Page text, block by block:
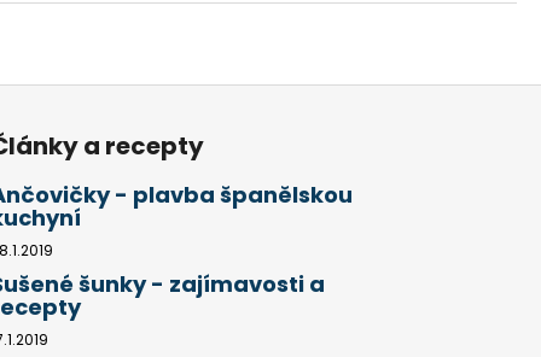
a recepty
- plavba španělskou
šunky - zajímavosti a